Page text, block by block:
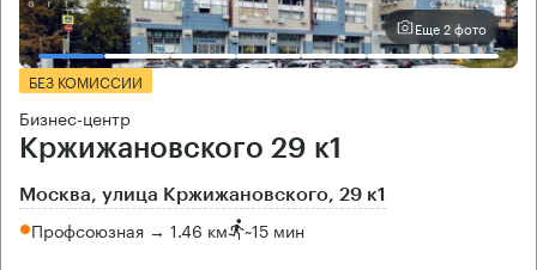
Еще 2 фото
БЕЗ КОМИССИИ
Бизнес-центр
Кржижановского 29 к1
Москва, улица Кржижановского, 29 к1
Профсоюзная → 1.46 км ~15 мин